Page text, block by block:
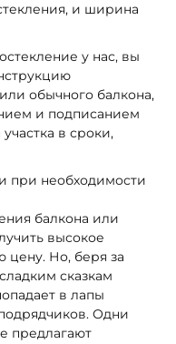
и ширина
у нас, вы
обычного балкона,
и подписанием
в сроки,
при необходимости
балкона или
высокое
цену. Но, беря за
сказкам
в лапы
Одни
предлагают